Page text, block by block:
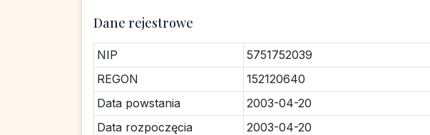
Dane rejestrowe
NIP
5751752039
REGON
152120640
Data powstania
2003-04-20
Data rozpoczęcia
2003-04-20